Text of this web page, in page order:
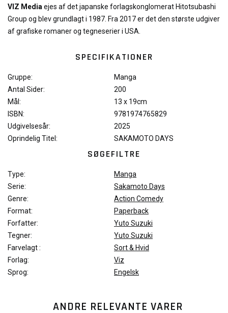
VIZ Media ejes af det japanske forlagskonglomerat Hitotsubashi
Group og blev grundlagt i 1987. Fra 2017 er det den største udgiver
af grafiske romaner og tegneserier i USA.
SPECIFIKATIONER
Gruppe:
Manga
Antal Sider:
200
Mål:
13 x 19cm
ISBN:
9781974765829
Udgivelsesår:
2025
Oprindelig Titel:
SAKAMOTO DAYS
SØGEFILTRE
Type:
Manga
Serie:
Sakamoto Days
Genre:
Action Comedy
Format:
Paperback
Forfatter:
Yuto Suzuki
Tegner:
Yuto Suzuki
Farvelagt :
Sort & Hvid
Forlag:
Viz
Sprog:
Engelsk
ANDRE RELEVANTE VARER